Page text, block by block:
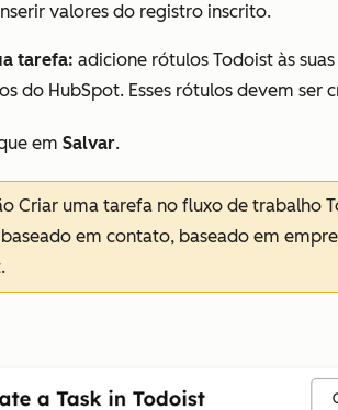
valores do registro inscrito.
tarefa: adicione rótulos Todoist às
do HubSpot. Esses rótulos devem ser
em Salvar.
Criar uma tarefa no fluxo de trabalho
em contato, baseado em